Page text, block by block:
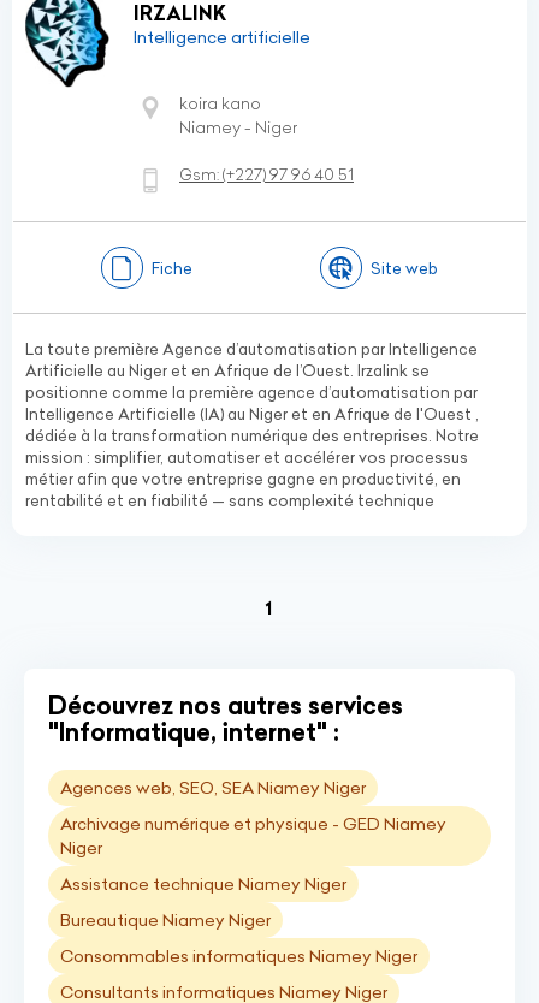
IRZALINK
Intelligence artificielle
koira kano
Niamey - Niger
Gsm:(+227)97 96 40 51
Fiche Site web
La toute première Agence d’automatisation par Intelligence
Artificielle au Niger et en Afrique de l’Ouest. Irzalink se
positionne comme la première agence d’automatisation par
Intelligence Artificielle (IA) au Niger et en Afrique de l'Ouest ,
dédiée à la transformation numérique des entreprises. Notre
mission : simplifier, automatiser et accélérer vos processus
métier afin que votre entreprise gagne en productivité, en
rentabilité et en fiabilité — sans complexité technique
1
Découvrez nos autres services
"Informatique, internet" :
Agences web, SEO, SEA Niamey Niger
Archivage numérique et physique - GED Niamey
Niger
Assistance technique Niamey Niger
Bureautique Niamey Niger
Consommables informatiques Niamey Niger
Consultants informatiques Niamey Niger